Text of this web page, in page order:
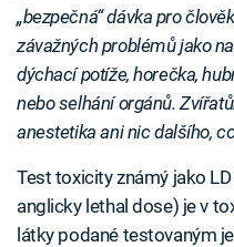
„bezpečná“ dávka pro
závažných problémů jako
dýchací potíže, horečka,
nebo selhání orgánů.
anestetika ani nic dalšího,
Test toxicity známý jako
anglicky lethal dose) je v
látky podané testovaným